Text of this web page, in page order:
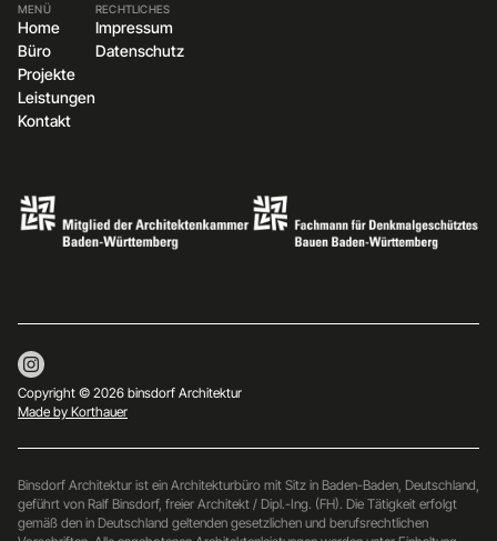
MENÜ
Home
Büro
Projekte
Leistungen
Kontakt
RECHTLICHES
Impressum
Datenschutz
Copyright © 2026 binsdorf Architektur
Made by Korthauer
Binsdorf Architektur ist ein Architekturbüro mit Sitz in Baden-Baden, Deutschland,
geführt von Ralf Binsdorf, freier Architekt / Dipl.-Ing. (FH). Die Tätigkeit erfolgt
gemäß den in Deutschland geltenden gesetzlichen und berufsrechtlichen